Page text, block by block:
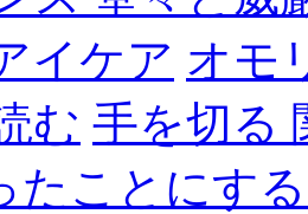
イケア オモ
む 手を切る
たことにす